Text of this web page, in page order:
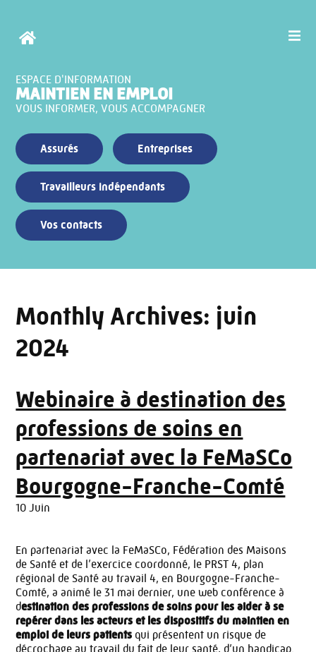
ESPACE D'INFORMATION
MAINTIEN EN EMPLOI
VOUS INFORMER, VOUS ACCOMPAGNER
Assurés Entreprises
Travailleurs indépendants
Vos contacts
Monthly Archives: juin
2024
Webinaire à destination des
professions de soins en
partenariat avec la FeMaSCo
Bourgogne-Franche-Comté
10 Juin
En partenariat avec la FeMaSCo, Fédération des Maisons
de Santé et de l’exercice coordonné, le PRST 4, plan
régional de Santé au travail 4, en Bourgogne-Franche-
Comté, a animé le 31 mai dernier, une web conférence à
destination des professions de soins pour les aider à se
repérer dans les acteurs et les dispositifs du maintien en
emploi de leurs patients qui présentent un risque de
décrochage au travail du fait de leur santé, d’un handicap.